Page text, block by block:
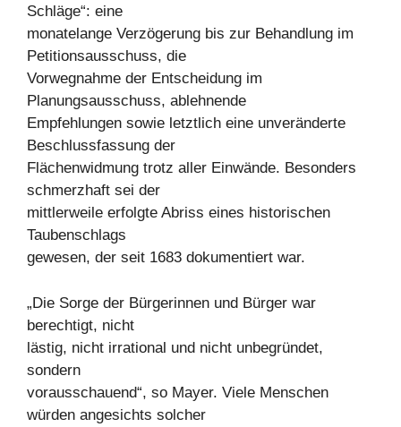
Schläge“: eine
monatelange Verzögerung bis zur Behandlung im
Petitionsausschuss, die
Vorwegnahme der Entscheidung im
Planungsausschuss, ablehnende
Empfehlungen sowie letztlich eine unveränderte
Beschlussfassung der
Flächenwidmung trotz aller Einwände. Besonders
schmerzhaft sei der
mittlerweile erfolgte Abriss eines historischen
Taubenschlags
gewesen, der seit 1683 dokumentiert war.
„Die Sorge der Bürgerinnen und Bürger war
berechtigt, nicht
lästig, nicht irrational und nicht unbegründet,
sondern
vorausschauend“, so Mayer. Viele Menschen
würden angesichts solcher